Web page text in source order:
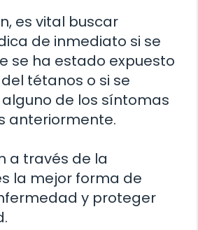
es vital buscar
de inmediato si se
se ha estado expuesto
tétanos o si se
de los síntomas
anteriormente.
a través de la
la mejor forma de
y proteger